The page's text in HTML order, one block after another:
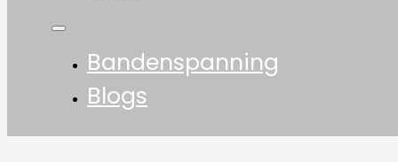
Bandenspanning
Blogs